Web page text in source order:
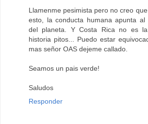
Llamenme pesimista pero no creo
esto, la conducta humana apunta al
del planeta. Y Costa Rica no es la
historia pitos... Puedo estar
mas señor OAS dejeme callado.
Seamos un pais verde!
Saludos
Responder